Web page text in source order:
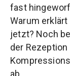
fast
Warum
jetzt? Noch
der
ab.